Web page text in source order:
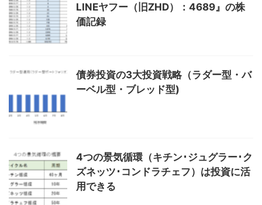
LINEヤフー（旧ZHD）：4689』の株
価記録
債券投資の3大投資戦略（ラダー型・バ
ーベル型・ブレッド型)
4つの景気循環（キチン･ジュグラー･ク
ズネッツ･コンドラチェフ）は投資に活
用できる